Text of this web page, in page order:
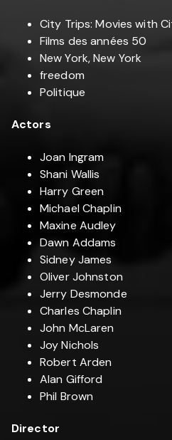
City Trips: Movies with
Films des années 50
New York, New York
freedom
Politique
Actors
Joan Ingram
Shani Wallis
Harry Green
Michael Chaplin
Maxine Audley
Dawn Addams
Sidney James
Oliver Johnston
Jerry Desmonde
Charles Chaplin
John McLaren
Joy Nichols
Robert Arden
Alan Gifford
Phil Brown
Director